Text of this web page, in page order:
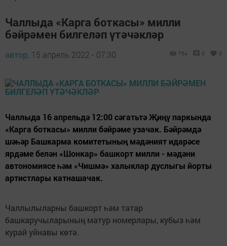
Чаллыда «Карга боткасы» милли
бәйрәмен билгеләп үтәчәкләр
автор, 15 апрель 2022 - 07:30 754 0 0
Чаллыда 16 апрельдә 12:00 сәгатьтә Җиңү паркында
«Карга боткасы» милли бәйрәме узачак. Бәйрәмдә
шәһәр Башкарма комитетының мәдәният идарәсе
ярдәме белән «Шонкар» башкорт милли - мәдәни
автономиясе һәм «Чишмә» халыклар дуслыгы йорты
артистлары катнашачак.
Чаллылыларны башкорт һәм татар
башкаручыларының матур номерлары, кубыз һәм
курай уйнавы көтә.